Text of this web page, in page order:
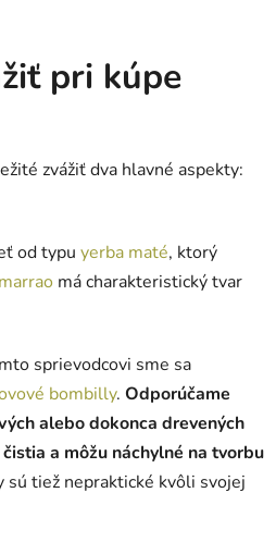
pri kúpe
zvážiť dva hlavné aspekty:
od typu yerba maté, ktorý
má charakteristický tvar
sprievodcovi sme sa
bombilly. Odporúčame
alebo dokonca drevených
a môžu náchylné na tvorbu
tiež nepraktické kvôli svojej